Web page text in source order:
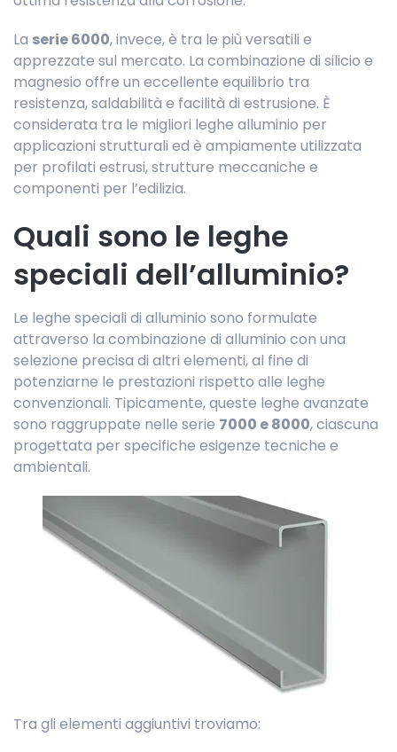
La serie 6000, invece, è tra le più versatili e
apprezzate sul mercato. La combinazione di silicio e
magnesio offre un eccellente equilibrio tra
resistenza, saldabilità e facilità di estrusione. È
considerata tra le migliori leghe alluminio per
applicazioni strutturali ed è ampiamente utilizzata
per profilati estrusi, strutture meccaniche e
componenti per l’edilizia.
Quali sono le leghe
speciali dell’alluminio?
Le leghe speciali di alluminio sono formulate
attraverso la combinazione di alluminio con una
selezione precisa di altri elementi, al fine di
potenziarne le prestazioni rispetto alle leghe
convenzionali. Tipicamente, queste leghe avanzate
sono raggruppate nelle serie 7000 e 8000, ciascuna
progettata per specifiche esigenze tecniche e
ambientali.
Tra gli elementi aggiuntivi troviamo: